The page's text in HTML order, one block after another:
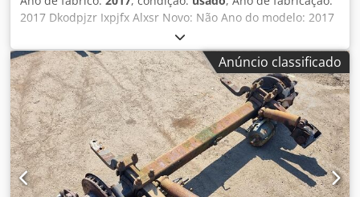
2017 Dkodpjzr Ixpjfx Alxsr Novo: Não Ano do modelo: 2017
Cor: Branco Peça compatível com: DAF Número do modelo:
0G146736 Número de série: 0G146736
Anúncio classificado